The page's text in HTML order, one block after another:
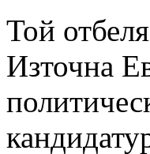
Той
Източна